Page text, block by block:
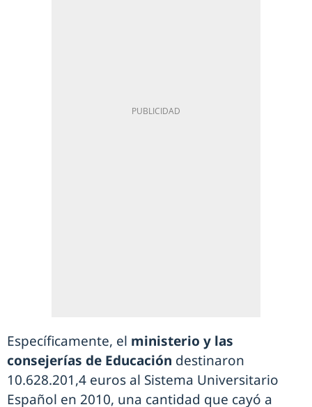
Específicamente, el ministerio y las
consejerías de Educación destinaron
10.628.201,4 euros al Sistema Universitario
Español en 2010, una cantidad que cayó a